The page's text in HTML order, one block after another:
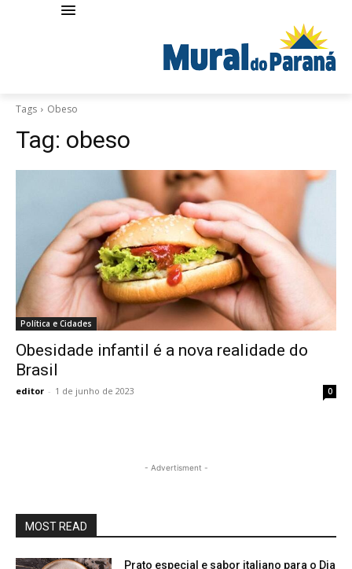
Tags Obeso
Tag: obeso
Política e Cidades
Obesidade infantil é a nova realidade do
Brasil
editor - 1 de junho de 2023 0
- Advertisment -
MOST READ
Prato especial e sabor italiano para o Dia